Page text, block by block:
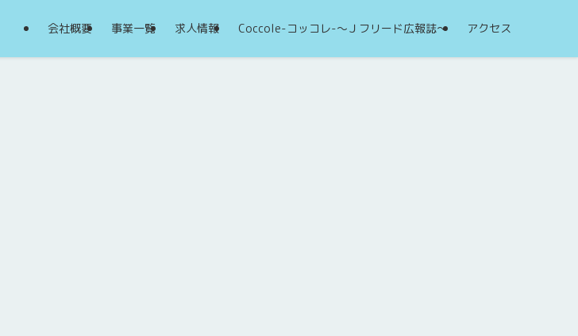
会社概要 事業一覧 求人情報 Coccole-コッコレ-～Ｊフリード広報誌～ アクセス